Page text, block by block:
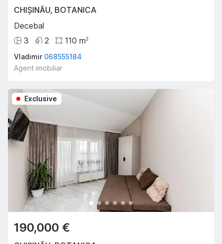
CHIȘINĂU, BOTANICA
Decebal
3
2 110 m2
Vladimir 068555184
Agent imobiliar
Exclusive
190,000 €